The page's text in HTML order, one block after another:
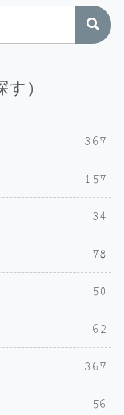
）
367
157
34
78
50
62
367
56